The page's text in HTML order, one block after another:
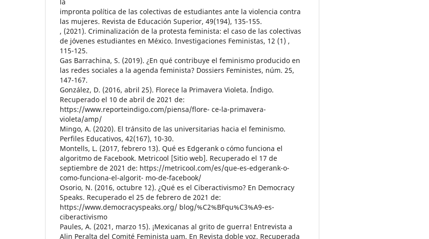
impronta política de las colectivas de estudiantes ante la violencia contra
las mujeres. Revista de Educación Superior, 49(194), 135-155.
, (2021). Criminalización de la protesta feminista: el caso de las colectivas
de jóvenes estudiantes en México. Investigaciones Feministas, 12 (1) ,
115-125.
Gas Barrachina, S. (2019). ¿En qué contribuye el feminismo producido en
las redes sociales a la agenda feminista? Dossiers Feministes, núm. 25,
147-167.
González, D. (2016, abril 25). Florece la Primavera Violeta. Índigo.
Recuperado el 10 de abril de 2021 de:
https://www.reporteindigo.com/piensa/flore- ce-la-primavera-
violeta/amp/
Mingo, A. (2020). El tránsito de las universitarias hacia el feminismo.
Perfiles Educativos, 42(167), 10-30.
Montells, L. (2017, febrero 13). Qué es Edgerank o cómo funciona el
algoritmo de Facebook. Metricool [Sitio web]. Recuperado el 17 de
septiembre de 2021 de: https://metricool.com/es/que-es-edgerank-o-
como-funciona-el-algorit- mo-de-facebook/
Osorio, N. (2016, octubre 12). ¿Qué es el Ciberactivismo? En Democracy
Speaks. Recuperado el 25 de febrero de 2021 de:
https://www.democracyspeaks.org/ blog/%C2%BFqu%C3%A9-es-
ciberactivismo
Paules, A. (2021, marzo 15). ¡Mexicanas al grito de guerra! Entrevista a
Alin Peralta del Comité Feminista uam. En Revista doble voz. Recuperada